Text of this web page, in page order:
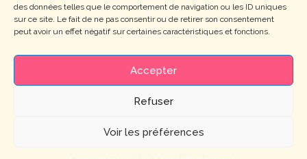
des données telles que le comportement de navigation ou les ID uniques
sur ce site. Le fait de ne pas consentir ou de retirer son consentement
peut avoir un effet négatif sur certaines caractéristiques et fonctions.
Accepter
Refuser
Voir les préférences
Suivez-nous !
Cécilia Augé